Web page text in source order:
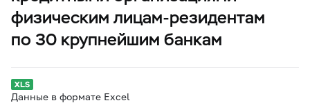
физическим лицам-резидентам
по 30 крупнейшим банкам
Данные в формате Excel